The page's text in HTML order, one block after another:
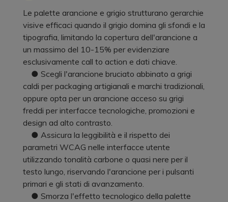
Le palette arancione e grigio strutturano gerarchie
visive efficaci quando il grigio domina gli sfondi e la
tipografia, limitando la copertura dell'arancione a
un massimo del 10-15% per evidenziare
esclusivamente call to action e dati chiave.
● Scegli l'arancione bruciato abbinato a grigi
caldi per packaging artigianali e marchi tradizionali,
oppure opta per un arancione acceso su grigi
freddi per interfacce tecnologiche, promozioni e
design ad alto contrasto.
● Assicura la leggibilità e il rispetto dei
parametri WCAG nelle interfacce utente
utilizzando tonalità carbone o quasi nere per il
testo lungo, riservando l'arancione per i pulsanti
primari e gli stati di avanzamento.
● Smorza l'effetto tecnologico della palette